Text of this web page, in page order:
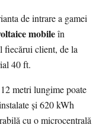
de intrare a gamei
mobileîn
fiecărui client, de la
40 ft.
metri lungime poate
și 620 kWh
cu o microcentrală